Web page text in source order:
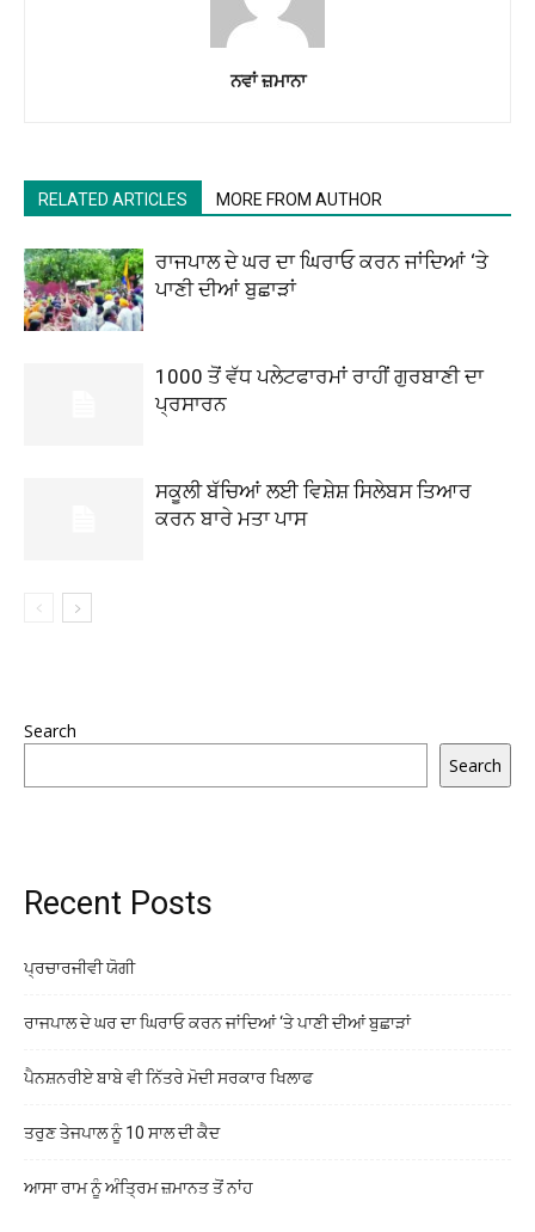
ਨਵਾਂ ਜ਼ਮਾਨਾ
RELATED ARTICLES MORE FROM AUTHOR
ਰਾਜਪਾਲ ਦੇ ਘਰ ਦਾ ਘਿਰਾਓ ਕਰਨ ਜਾਂਦਿਆਂ ‘ਤੇ
ਪਾਣੀ ਦੀਆਂ ਬੁਛਾੜਾਂ
1000 ਤੋਂ ਵੱਧ ਪਲੇਟਫਾਰਮਾਂ ਰਾਹੀਂ ਗੁਰਬਾਣੀ ਦਾ
ਪ੍ਰਸਾਰਨ
ਸਕੂਲੀ ਬੱਚਿਆਂ ਲਈ ਵਿਸ਼ੇਸ਼ ਸਿਲੇਬਸ ਤਿਆਰ
ਕਰਨ ਬਾਰੇ ਮਤਾ ਪਾਸ
Search
Search
Recent Posts
ਪ੍ਰਚਾਰਜੀਵੀ ਯੋਗੀ
ਰਾਜਪਾਲ ਦੇ ਘਰ ਦਾ ਘਿਰਾਓ ਕਰਨ ਜਾਂਦਿਆਂ ‘ਤੇ ਪਾਣੀ ਦੀਆਂ ਬੁਛਾੜਾਂ
ਪੈਨਸ਼ਨਰੀਏ ਬਾਬੇ ਵੀ ਨਿੱਤਰੇ ਮੋਦੀ ਸਰਕਾਰ ਖਿਲਾਫ
ਤਰੁਣ ਤੇਜਪਾਲ ਨੂੰ 10 ਸਾਲ ਦੀ ਕੈਦ
ਆਸਾ ਰਾਮ ਨੂੰ ਅੰਤ੍ਰਿਮ ਜ਼ਮਾਨਤ ਤੋਂ ਨਾਂਹ